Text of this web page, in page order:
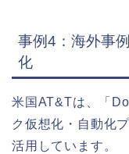
事例4：海外事
化
米国AT&Tは、「
ク仮想化・自動化
活用しています。